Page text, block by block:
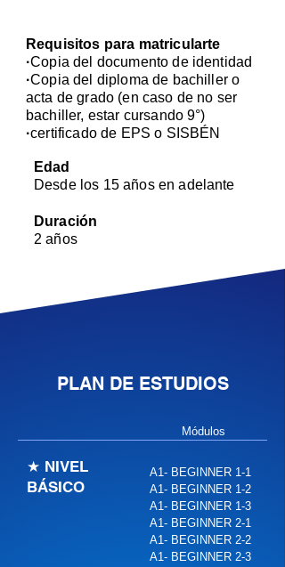
Requisitos para matricularte
·Copia del documento de identidad
·Copia del diploma de bachiller o
acta de grado (en caso de no ser
bachiller, estar cursando 9°)
·certificado de EPS o SISBÉN
Edad
Desde los 15 años en adelante
Duración
2 años
PLAN DE ESTUDIOS
Módulos
★ NIVEL
BÁSICO
A1- BEGINNER 1-1
A1- BEGINNER 1-2
A1- BEGINNER 1-3
A1- BEGINNER 2-1
A1- BEGINNER 2-2
A1- BEGINNER 2-3